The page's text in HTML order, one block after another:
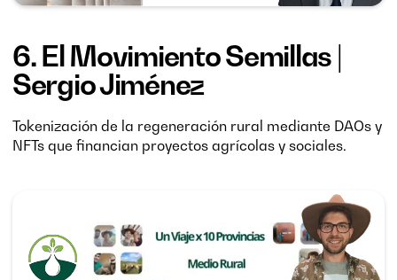
6.El Movimiento Semillas |
Sergio Jiménez
Tokenización de la regeneración rural mediante DAOs y
NFTs que financian proyectos agrícolas y sociales.